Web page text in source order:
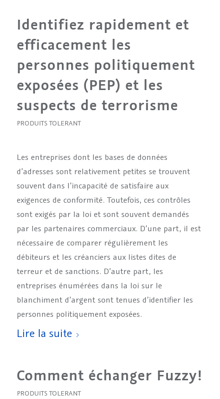
Identifiez rapidement et
efficacement les
personnes politiquement
exposées (PEP) et les
suspects de terrorisme
PRODUITS TOLERANT
Les entreprises dont les bases de données
d’adresses sont relativement petites se trouvent
souvent dans l’incapacité de satisfaire aux
exigences de conformité. Toutefois, ces contrôles
sont exigés par la loi et sont souvent demandés
par les partenaires commerciaux. D’une part, il est
nécessaire de comparer régulièrement les
débiteurs et les créanciers aux listes dites de
terreur et de sanctions. D’autre part, les
entreprises énumérées dans la loi sur le
blanchiment d’argent sont tenues d’identifier les
personnes politiquement exposées.
Lire la suite
Comment échanger Fuzzy!
PRODUITS TOLERANT